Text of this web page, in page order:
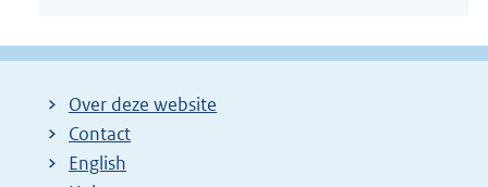
Over deze website
Contact
English